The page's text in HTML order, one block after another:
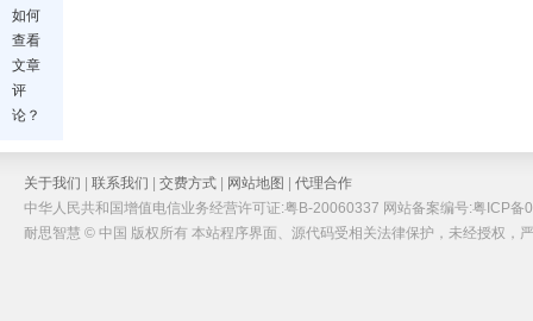
如何
查看
文章
评
论？
关于我们 联系我们 交费方式 网站地图
代理合作
中华人民共和国增值电信业务经营许可证:粤B-20060337 网站备案编号:粤ICP备
耐思智慧 © 中国 版权所有 本站程序界面、源代码受相关法律保护，未经授权，